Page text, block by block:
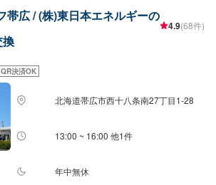
帯広 / (株)東日本エネルギーの
4.9(68件)
QR決済OK
北海道帯広市西十八条南27丁目1-28
13:00 ~ 16:00 他1件
年中無休